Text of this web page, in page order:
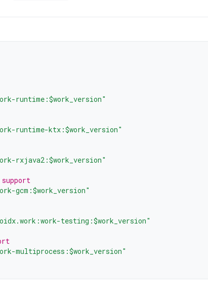
runtime:$work_version"
runtime-ktx:$work_version"
rxjava2:$work_version"
support
gcm:$work_version"
testing:$work_version"
multiprocess:$work_version"